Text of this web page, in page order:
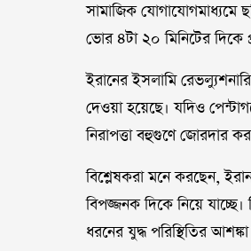
সামাজিক যোগাযোগমাধ্যমে
ভোর ৪টা ২০ মিনিটের দিকে
ইরানের ইসলামি
দেওয়া হয়েছে। যদিও
নিরাপত্তা বহুগুণে জোরদার
বিশ্লেষকরা মনে করছেন,
বিপজ্জনক দিকে নিয়ে
ধরনের যুদ্ধ পরিস্থিতির